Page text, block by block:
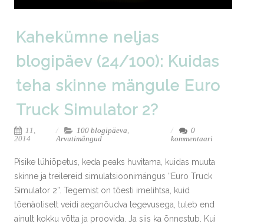
Kahekümne neljas
blogipäev (24/100): Kuidas
teha skinne mängule Euro
Truck Simulator 2?
11,
2014
100 blogipäeva
Arvutimängud
0
kommentaari
Pisike lühiõpetus, keda peaks huvitama, kuidas muuta
skinne ja treilereid simulatsioonimängus “Euro Truck
Simulator 2”. Tegemist on tõesti imelihtsa, kuid
tõenäoliselt veidi aeganõudva tegevusega, tuleb end
ainult kokku võtta ja proovida. Ja siis ka õnnestub. Kui